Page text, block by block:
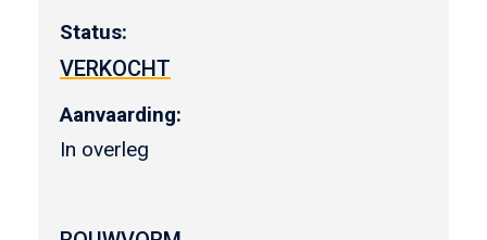
Status:
VERKOCHT
Aanvaarding:
In overleg